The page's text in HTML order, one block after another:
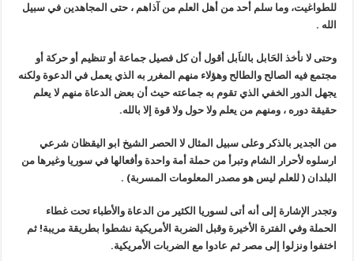
للطواغيت، وما سلم أحد من أهل العلم من آذاهم ، حتى المجاهدين في سبيل
الله .
وحتى لا نأخذ الحَابل بالناَبل أقول أن كل فصيل جماعة أو تنظيم أو حركة أو
مجتمع فيه الصالح والطالح وهؤلاء منهم المغرر به الذي يعمل في الدعوة ولكنه
يجهل الدور الخفي الذي تقوم به جماعته حيث أن بعض الدعاة منهم لا يعلم
حقيقة دوره ، ومنهم من يعلم ولا حول ولا قوة إلا بالله.
من الجدير بالذكر وعلى سبيل المثال لا الحصر الشيخ ابو اليقظان شرعي
ارسلوه لأحرار الشام وتبرأ من حملة أمة واحدة وأفعالها في سوريا وغيرها من
البلدان ( للعلم ليس هو مصدر المعلومات المسربة) .
وتجدر الإشارة إلى أنه أتى لسوريا الكثير من الدعاة والأطباء تحت غطاء
الحملة وفي الفترة الأخيرة وقبل الضربة الأمريكية نشطوا بطريقة مريبة! ثم
اختفوا ونزلوا إلى مصر ثم عادوا مع الضربات الأمريكية.